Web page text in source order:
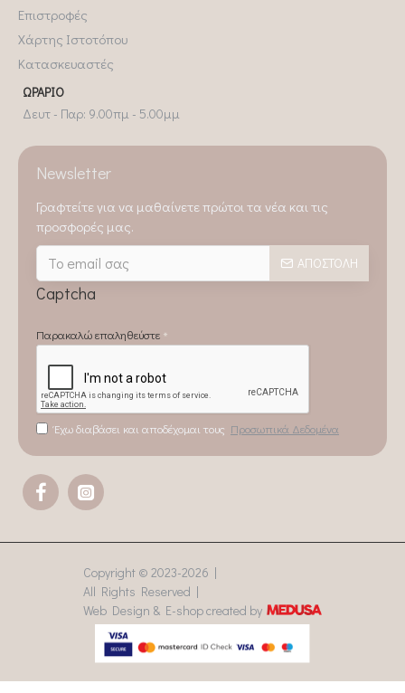
Επιστροφές
Χάρτης Ιστοτόπου
Κατασκευαστές
ΩΡΆΡΙΟ
Δευτ - Παρ: 9.00πμ - 5.00μμ
Newsletter
Γραφτείτε για να μαθαίνετε πρώτοι τα νέα και τις
προσφορές μας.
ΑΠΟΣΤΟΛΉ
Captcha
Παρακαλώ επαληθεύστε
Έχω διαβάσει και αποδέχομαι τους Προσωπικά Δεδομένα
Copyright © 2023-2026 |
All Rights Reserved |
Web Design & E-shop created by